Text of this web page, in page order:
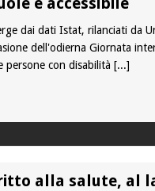
dai dati Istat, rilanciati da
dell'odierna Giornata
persone con disabilità [...]
alla salute, al